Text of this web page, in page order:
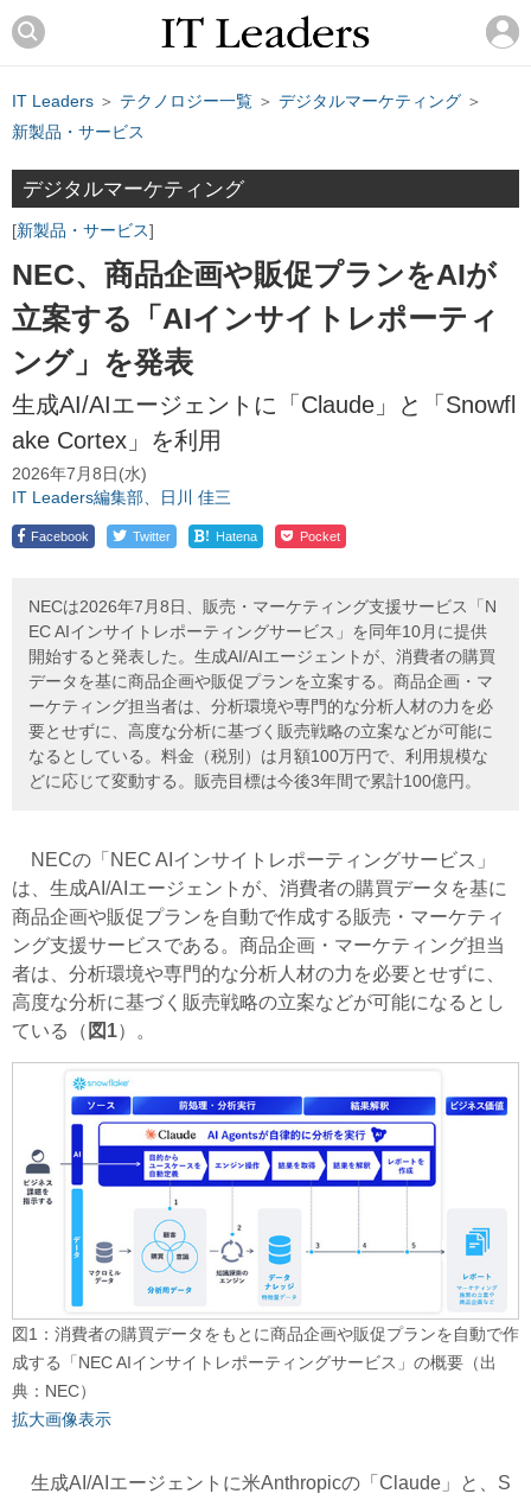
IT Leaders ＞ テクノロジー一覧 ＞ デジタルマーケティング ＞
新製品・サービス
デジタルマーケティング
新製品・サービス
NEC、商品企画や販促プランをAIが
立案する「AIインサイトレポーティ
ング」を発表
生成AI/AIエージェントに「Claude」と「Snowfl
ake Cortex」を利用
2026年7月8日(水)
IT Leaders編集部、日川 佳三
Facebook Twitter ! Hatena Pocket
NECは2026年7月8日、販売・マーケティング支援サービス「N
EC AIインサイトレポーティングサービス」を同年10月に提供
開始すると発表した。生成AI/AIエージェントが、消費者の購買
データを基に商品企画や販促プランを立案する。商品企画・マ
ーケティング担当者は、分析環境や専門的な分析人材の力を必
要とせずに、高度な分析に基づく販売戦略の立案などが可能に
なるとしている。料金（税別）は月額100万円で、利用規模な
どに応じて変動する。販売目標は今後3年間で累計100億円。
NECの「NEC AIインサイトレポーティングサービス」
は、生成AI/AIエージェントが、消費者の購買データを基に
商品企画や販促プランを自動で作成する販売・マーケティ
ング支援サービスである。商品企画・マーケティング担当
者は、分析環境や専門的な分析人材の力を必要とせずに、
高度な分析に基づく販売戦略の立案などが可能になるとし
ている（ 図1）。
図1：消費者の購買データをもとに商品企画や販促プランを自動で作
成する「NEC AIインサイトレポーティングサービス」の概要（出
典：NEC）
拡大画像表示
生成AI/AIエージェントに米Anthropicの「Claude」と、S